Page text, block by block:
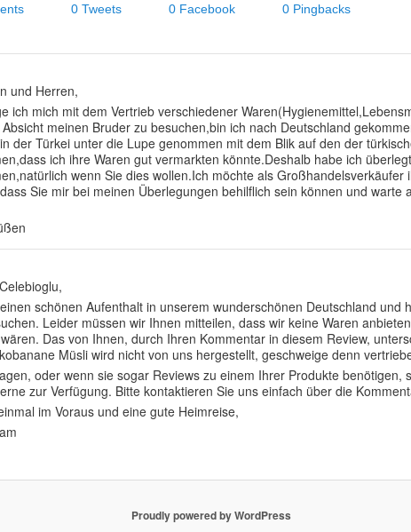
0 Tweets 0 Facebook 0 Pingbacks
und Herren,
ich mich mit dem Vertrieb verschiedener
meinen Bruder zu besuchen,bin ich nach Deutschland
der Türkei unter die Lupe genommen mit dem Blik auf den der
ich ihre Waren gut vermarkten könnte.Deshalb habe ich
wenn Sie dies wollen.Ich möchte als Großhandelsverkäufer
Sie mir bei meinen Überlegungen behilflich sein können und warte
schönen Aufenthalt in unserem wunderschönen Deutschland und
Leider müssen wir Ihnen mitteilen, dass wir keine Waren
Das von Ihnen, durch Ihren Kommentar in diesem Review,
Müsli wird nicht von uns hergestellt, geschweige denn
oder wenn sie sogar Reviews zu einem Ihrer Produkte benötigen,
zur Verfügung. Bitte kontaktieren Sie uns einfach über die
im Voraus und eine gute Heimreise,
Proudly powered by WordPress